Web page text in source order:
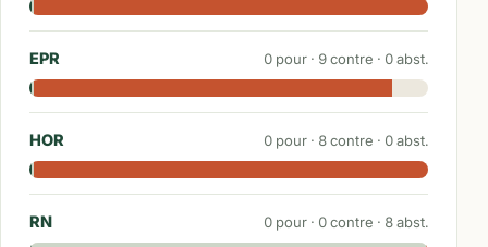
EPR 0 pour · 9contre · 0abst.
HOR 0 pour · 8contre · 0abst.
RN 0 pour · 0contre · 8abst.